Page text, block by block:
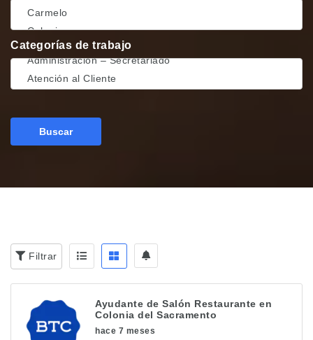
Categorías de trabajo
Buscar
Filtrar
Ayudante de Salón Restaurante en
Colonia del Sacramento
hace 7 meses